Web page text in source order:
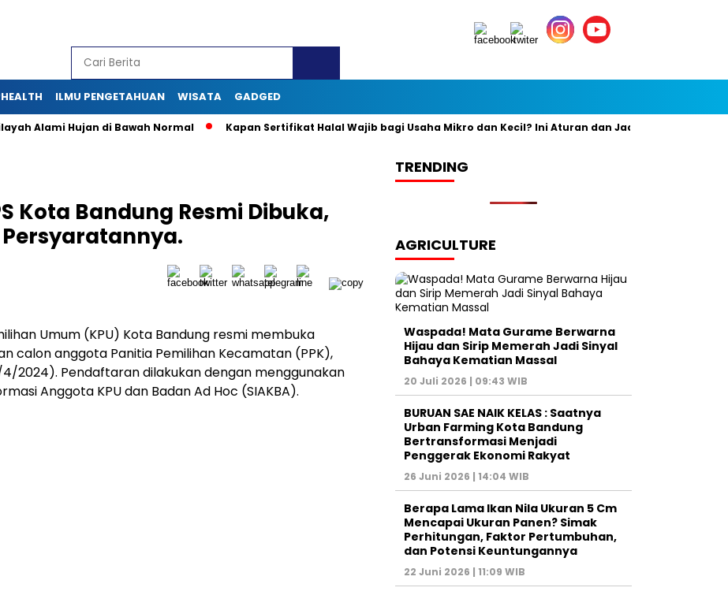
ILMU PENGETAHUAN WISATA GADGED
Hujan di Bawah Normal Kapan Sertifikat Halal Wajib bagi Usaha Mikro dan Kecil? Ini Aturan dan Jadwal Resminya
Kota Bandung Resmi Dibuka,
Umum (KPU) Kota Bandung resmi membuka
calon anggota Panitia Pemilihan Kecamatan (PPK),
4/2024). Pendaftaran dilakukan dengan menggunakan
Anggota KPU dan Badan Ad Hoc (SIAKBA).
TRENDING
AGRICULTURE
Waspada! Mata Gurame Berwarna
Hijau dan Sirip Memerah Jadi Sinyal
Bahaya Kematian Massal
20 Juli 2026 | 09:43 WIB
BURUAN SAE NAIK KELAS : Saatnya
Urban Farming Kota Bandung
Bertransformasi Menjadi
Penggerak Ekonomi Rakyat
26 Juni 2026 | 14:04 WIB
Berapa Lama Ikan Nila Ukuran 5 Cm
Mencapai Ukuran Panen? Simak
Perhitungan, Faktor Pertumbuhan,
dan Potensi Keuntungannya
22 Juni 2026 | 11:09 WIB